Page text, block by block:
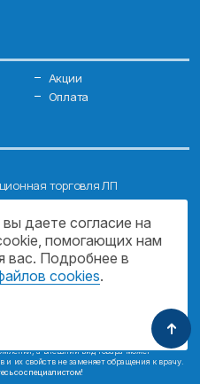
Акции
Оплата
торговля ЛП
разрешенных к доставке)
ул. Большая
а внешний вид товара может
и их свойств не заменяет обращения к врачу.
со специалистом!
даете согласие на
помогающих нам
вас. Подробнее в
cookies.